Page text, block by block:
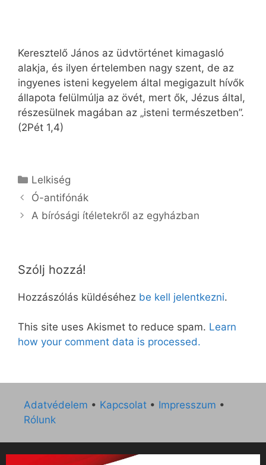
Keresztelő János az üdvtörténet kimagasló
alakja, és ilyen értelemben nagy szent, de az
ingyenes isteni kegyelem által megigazult hívők
állapota felülmúlja az övét, mert ők, Jézus által,
részesülnek magában az „isteni természetben”.
(2Pét 1,4)
Kategória
Lelkiség
Ó-antifónák
A bírósági ítéletekről az egyházban
Szólj hozzá!
Hozzászólás küldéséhez be kell jelentkezni.
This site uses Akismet to reduce spam. Learn
how your comment data is processed.
Adatvédelem • Kapcsolat • Impresszum •
Rólunk